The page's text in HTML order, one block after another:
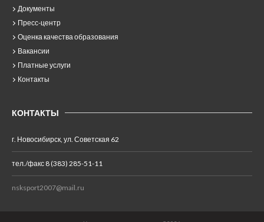
Документы
Пресс-центр
Оценка качества образования
Вакансии
Платные услуги
Контакты
КОНТАКТЫ
г. Новосибирск, ул. Советская 62
тел./факс 8 (383) 285-51-11
nsksport2007@mail.ru